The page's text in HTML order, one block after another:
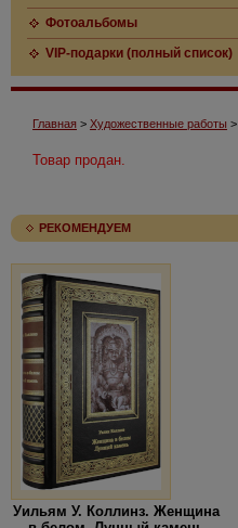
Фотоальбомы
VIP-подарки (полный список)
Главная > Художественные работы >
Товар продан.
РЕКОМЕНДУЕМ
Уильям У. Коллинз. Женщина